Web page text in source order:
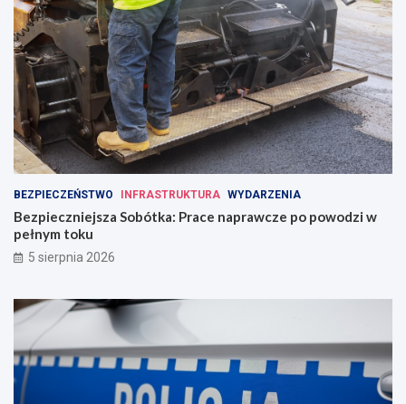
BEZPIECZEŃSTWO INFRASTRUKTURA WYDARZENIA
Bezpieczniejsza Sobótka: Prace naprawcze po powodzi w
pełnym toku
5 sierpnia 2026